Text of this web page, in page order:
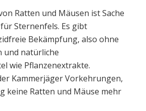
Ratten und Mäusen ist Sache
Sternenfels. Es gibt
Bekämpfung, also ohne
und natürliche
wie Pflanzenextrakte.
Kammerjäger Vorkehrungen,
keine Ratten und Mäuse mehr